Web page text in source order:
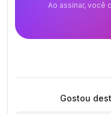
Ao assinar, você
Gostou